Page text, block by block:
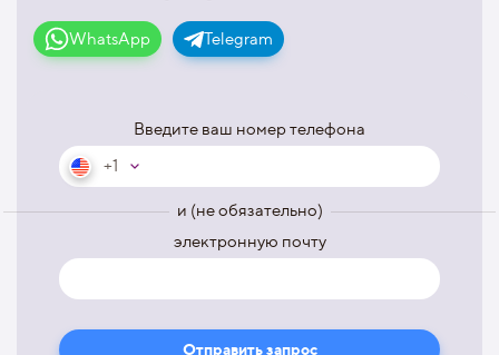
WhatsApp Telegram
Введите ваш номер телефона
+1
и (не обязательно)
электронную почту